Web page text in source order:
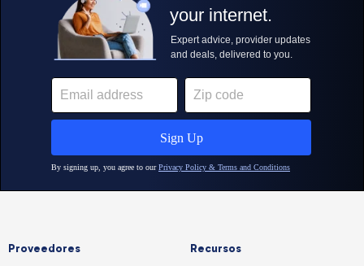
Proveedores Recursos